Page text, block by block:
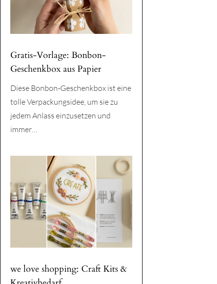
Gratis-Vorlage: Bonbon-
Geschenkbox aus Papier
Diese Bonbon-Geschenkbox ist eine
tolle Verpackungsidee, um sie zu
jedem Anlass einzusetzen und
immer…
we love shopping: Craft Kits &